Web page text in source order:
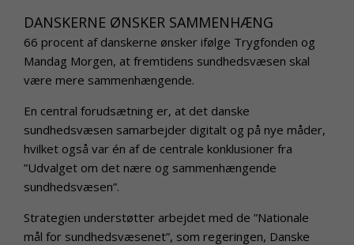
DANSKERNE ØNSKER SAMMENHÆNG
66 procent af danskerne ønsker ifølge Trygfonden og
Mandag Morgen, at fremtidens sundhedsvæsen skal
være mere sammenhængende.
En central forudsætning er, at det danske
sundhedsvæsen samarbejder digitalt og på nye måder,
hvilket også var én af de centrale konklusioner fra
”Udvalget om det nære og sammenhængende
sundhedsvæsen”.
Strategien understøtter arbejdet med de ”Nationale
mål for sundhedsvæsenet”, som regeringen, Danske